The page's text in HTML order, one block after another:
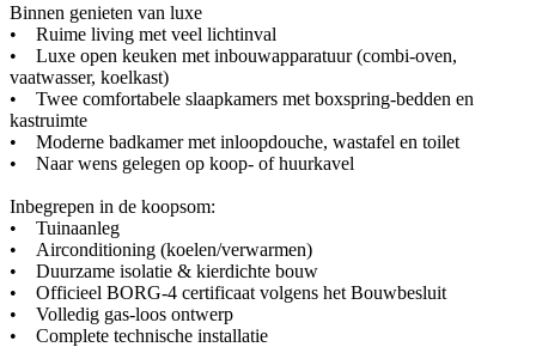
Binnen genieten van luxe
• Ruime living met veel lichtinval
• Luxe open keuken met inbouwapparatuur (combi-oven,
vaatwasser, koelkast)
• Twee comfortabele slaapkamers met boxspring-bedden en
kastruimte
• Moderne badkamer met inloopdouche, wastafel en toilet
• Naar wens gelegen op koop- of huurkavel
Inbegrepen in de koopsom:
• Tuinaanleg
• Airconditioning (koelen/verwarmen)
• Duurzame isolatie & kierdichte bouw
• Officieel BORG-4 certificaat volgens het Bouwbesluit
• Volledig gas-loos ontwerp
• Complete technische installatie